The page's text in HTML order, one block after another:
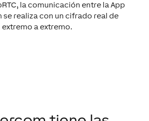
la comunicación entre la App
se realiza con un cifrado real de
extremo a extremo.